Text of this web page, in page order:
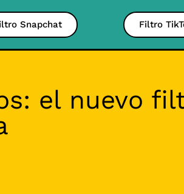
Snapchat Filtro
el nuevo